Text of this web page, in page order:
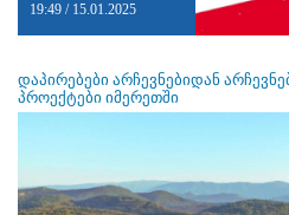
19:49 / 15.01.2025
დაპირებები არჩევნებიდან
პროექტები იმერეთში